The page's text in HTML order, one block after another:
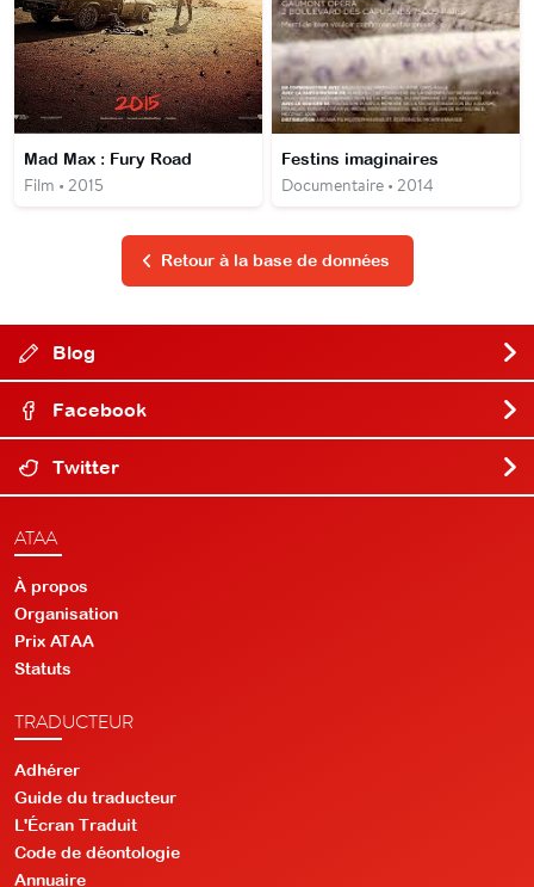
Mad Max : Fury Road
Film • 2015
Festins imaginaires
Documentaire • 2014
Retour à la base de données
Blog
Facebook
Twitter
ATAA
À propos
Organisation
Prix ATAA
Statuts
TRADUCTEUR
Adhérer
Guide du traducteur
L'Écran Traduit
Code de déontologie
Annuaire